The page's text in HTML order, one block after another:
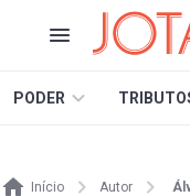
PODER
Início Autor